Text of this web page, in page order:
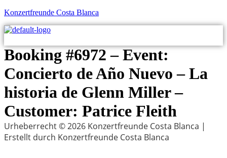
Konzertfreunde Costa Blanca
Booking #6972 – Event:
Concierto de Año Nuevo – La
historia de Glenn Miller –
Customer: Patrice Fleith
Urheberrecht © 2026 Konzertfreunde Costa Blanca |
Erstellt durch Konzertfreunde Costa Blanca